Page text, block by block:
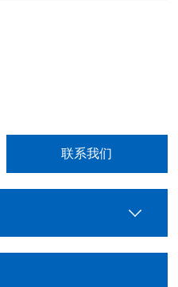
按钮；非编码型感烟火灾探测
联系我们